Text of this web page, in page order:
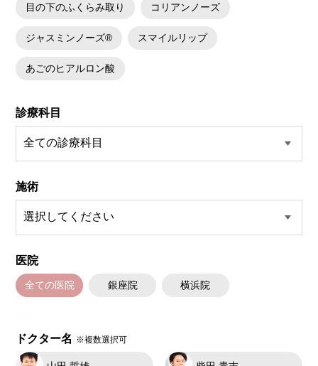
目の下のふくらみ取り コリアンノーズ
ジャスミンノーズ® スマイルリップ
あごのヒアルロン酸
診療科目
施術
医院
全ての医院 銀座院 横浜院
ドクター名 ※複数選択可